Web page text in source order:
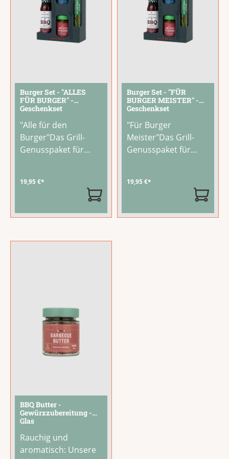
Burger Set - "ALLES
FÜR BURGER" -
Geschenkset
"Alle für den
Burger"Das Grill-
Genusspaket für
Burger-Set wird jeder
Geschmackserlebnis.
19,95 €*
Burger Set - "FÜR
BURGER MEISTER" -
Geschenkset
"Für Burger
Meister"Das Grill-
Genusspaket für
Meister-Set wird
jeder Grillabend zum
Geschmackserlebnis.
19,95 €*
BBQ Butter -
Gewürzzubereitung -
Glas
Rauchig und
aromatisch: Unsere